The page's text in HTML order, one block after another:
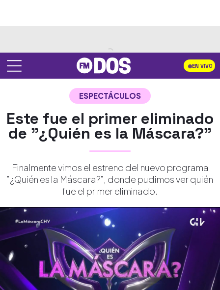
EN VIVO
ESPECTÁCULOS
Este fue el primer eliminado
de "¿Quién es la Máscara?"
Finalmente vimos el estreno del nuevo programa
"¿Quién es la Máscara?", donde pudimos ver quién
fue el primer eliminado.